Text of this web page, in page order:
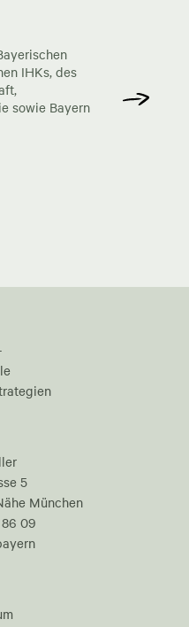
IHKs, des
sowie Bayern
5
München
09